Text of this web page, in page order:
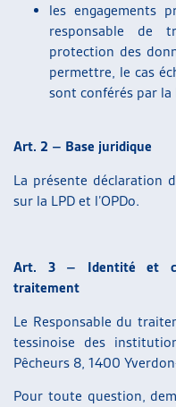
les engagements
responsable de
protection des
permettre, le cas
sont conférés par
Art. 2 – Base juridique
La présente déclaration
sur la LPD et l’OPDo.
Art. 3 – Identité et
traitement
Le Responsable du
tessinoise des
Pêcheurs 8, 1400
Pour toute question,